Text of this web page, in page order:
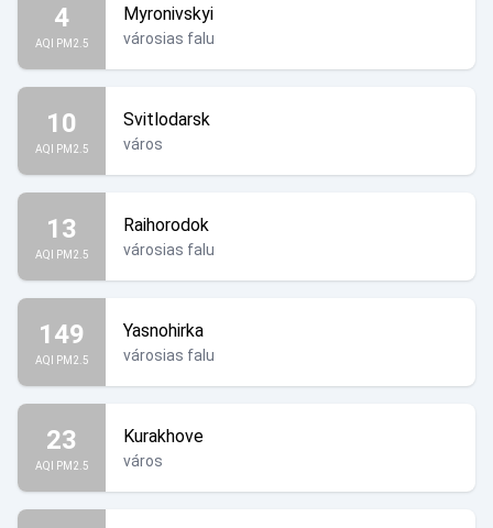
4
AQI PM2.5
Myronivskyi
városias falu
10
AQI PM2.5
Svitlodarsk
város
13
AQI PM2.5
Raihorodok
városias falu
149
AQI PM2.5
Yasnohirka
városias falu
23
AQI PM2.5
Kurakhove
város